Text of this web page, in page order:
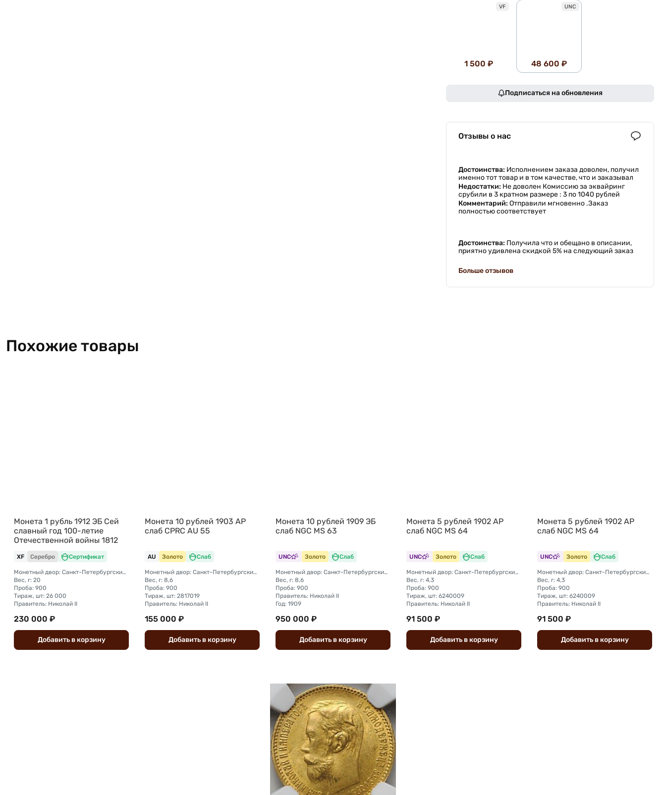
VF
1 500 ₽
UNC
48 600 ₽
Подписаться на обновления
Отзывы о нас
Достоинства: Исполнением заказа доволен, получил
именно тот товар и в том качестве, что и заказывал
Недостатки: Не доволен Комиссию за эквайринг
срубили в 3 кратном размере : 3 по 1040 рублей
Комментарий: Отправили мгновенно .Заказ
полностью соответствует
Достоинства: Получила что и обещано в описании,
приятно удивлена скидкой 5% на следующий заказ
Больше отзывов
Похожие товары
Монета 1 рубль 1912 ЭБ Сей
славный год 100-летие
Отечественной войны 1812
XF Серебро Сертификат
Монетный двор: Санкт-Петербургский монетный двор
Вес, г: 20
Проба: 900
Тираж, шт: 26 000
Правитель: Николай II
230 000 ₽
Добавить вкорзину
Монета 10 рублей 1903 АР
слаб CPRC AU 55
AU Золото Слаб
Монетный двор: Санкт-Петербургский монетный двор
Вес, г: 8,6
Проба: 900
Тираж, шт: 2817019
Правитель: Николай II
155 000 ₽
Добавить вкорзину
Монета 10 рублей 1909 ЭБ
слаб NGC MS 63
UNC Золото Слаб
Монетный двор: Санкт-Петербургский монетный двор
Вес, г: 8,6
Проба: 900
Правитель: Николай II
Год: 1909
950 000 ₽
Добавить вкорзину
Монета 5 рублей 1902 АР
слаб NGC MS 64
UNC Золото Слаб
Монетный двор: Санкт-Петербургский монетный двор
Вес, г: 4,3
Проба: 900
Тираж, шт: 6240009
Правитель: Николай II
91 500 ₽
Добавить вкорзину
Монета 5 рублей 1902 АР
слаб NGC MS 64
UNC Золото Слаб
Монетный двор: Санкт-Петербургский монетный двор
Вес, г: 4,3
Проба: 900
Тираж, шт: 6240009
Правитель: Николай II
91 500 ₽
Добавить вкорзину